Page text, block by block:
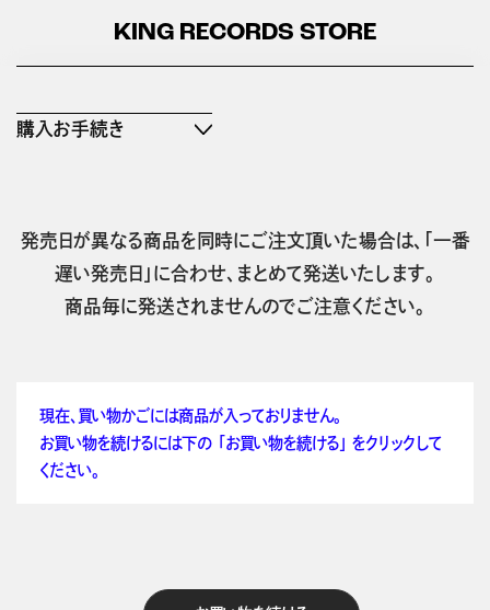
KING RECORDS STORE
購入お手続き
発売日が異なる商品を同時にご注文頂いた場合は、「一番
遅い発売日」に合わせ、まとめて発送いたします。
商品毎に発送されませんのでご注意ください。
現在、買い物かごには商品が入っておりません。
お買い物を続けるには下の 「お買い物を続ける」 をクリックして
ください。